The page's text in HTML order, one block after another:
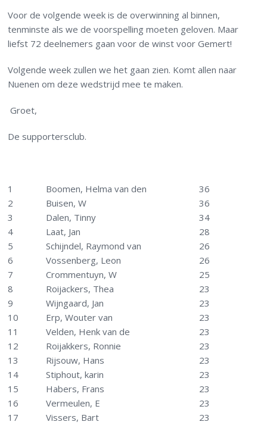
Voor de volgende week is de overwinning al binnen,
tenminste als we de voorspelling moeten geloven. Maar
liefst 72 deelnemers gaan voor de winst voor Gemert!
Volgende week zullen we het gaan zien. Komt allen naar
Nuenen om deze wedstrijd mee te maken.
Groet,
De supportersclub.
1 Boomen, Helma van den
36
2
Buisen, W
36
3
Dalen, Tinny
34
4
Laat, Jan
28
5
Schijndel, Raymond van
26
6
Vossenberg, Leon
26
7
Crommentuyn, W
25
8
Roijackers, Thea
23
9
Wijngaard, Jan
23
10
Erp, Wouter van
23
11
Velden, Henk van de
23
12
Roijakkers, Ronnie
23
13
Rijsouw, Hans
23
14
Stiphout, karin
23
15
Habers, Frans
23
16
Vermeulen, E
23
17
Vissers, Bart
23